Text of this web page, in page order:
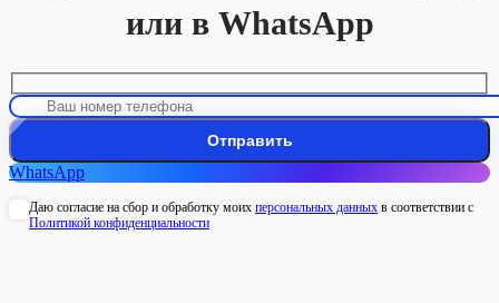
или в WhatsApp
WhatsApp
Даю согласие на сбор и обработку моих персональных данных в соответствии с
Политикой конфиденциальности